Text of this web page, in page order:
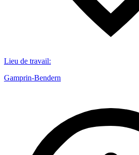
Lieu de travail:
Gamprin-Bendern